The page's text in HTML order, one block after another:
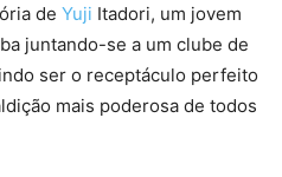
de Yuji Itadori, um jovem
juntando-se a um clube de
ser o receptáculo perfeito
mais poderosa de todos